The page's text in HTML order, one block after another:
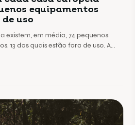
equipamentos
uso
existem, em média, 74 pequenos
13 dos quais estão fora de uso. A
é utilizada. Só uma minoria, 4, estão